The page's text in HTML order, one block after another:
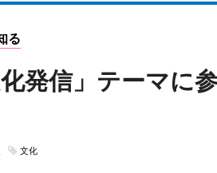
る
発信」テーマに
文化